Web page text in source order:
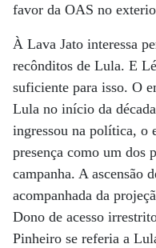
favor da OAS no
À Lava Jato interessa
recônditos de Lula. E
suficiente para isso. O
Lula no início da
ingressou na política, o
presença como um dos
campanha. A ascensão
acompanhada da
Dono de acesso
Pinheiro se referia a